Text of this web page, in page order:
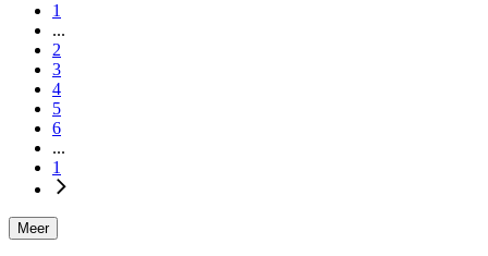
1
...
2
3
4
5
6
...
1
Meer